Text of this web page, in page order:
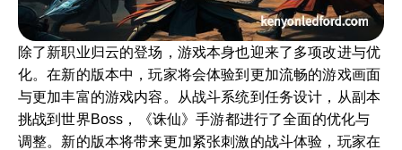
除了新职业归云的登场，游戏本身也迎来了多项改进与优
化。在新的版本中，玩家将会体验到更加流畅的游戏画面
与更加丰富的游戏内容。从战斗系统到任务设计，从副本
挑战到世界Boss，《诛仙》手游都进行了全面的优化与
调整。新的版本将带来更加紧张刺激的战斗体验，玩家在